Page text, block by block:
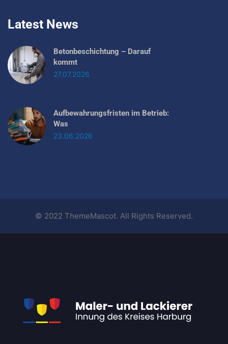
Latest News
Betonbeschichtung – Darauf
kommt
27.07.2026
Aufbewahrungsfristen im Betrieb:
Was
23.06.2026
© 2022 ThemeMascot. All Rights Reserved.